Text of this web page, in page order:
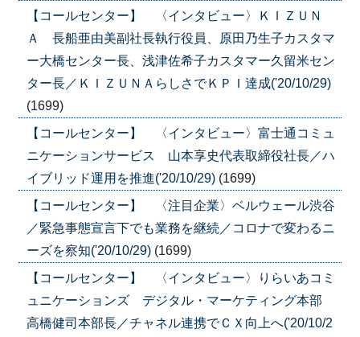
【コールセンター】 〈インタビュー〉ＫＩＺＵＮ
Ａ 長船亜由美副社長執行役員、原田乃生子カスタマ
ー大橋センター長、浅津佐希子カスタマー久留米セン
ター長／ＫＩＺＵＮＡらしさでＫＰＩ達成('20/10/29)
(1699)
【コールセンター】 〈インタビュー〉富士通コミュ
ニケーションサービス 山本享史代表取締役社長／ハ
イブリッド運用を推進('20/10/29) (1699)
【コールセンター】 〈注目企業〉ベルウェール渋谷
／緊急事態宣言下でも業務を継続／コロナで変わるニ
ーズを察知('20/10/29) (1699)
【コールセンター】 〈インタビュー〉りらいあコミ
ュニケーションズ デジタル・マーケティング本部
高橋健司本部長／チャネル連携でＣＸ向上へ('20/10/2